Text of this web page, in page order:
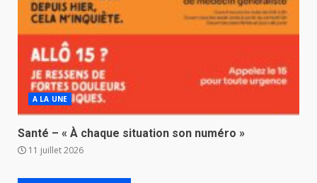
A LA UNE
Santé – « À chaque situation son numéro »
11 juillet 2026